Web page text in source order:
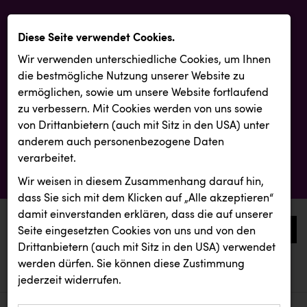
0
aktuelle aussendungen
aktuelle aussendungen
Diese Seite verwendet Cookies.
Wir verwenden unterschiedliche Cookies, um Ihnen
die best­mögliche Nutzung unserer Website zu
ermöglichen, sowie um unsere Website fortlaufend
zu verbessern. Mit Cookies werden von uns sowie
von Drittanbietern (auch mit Sitz in den USA) unter
anderem auch personenbezogene Daten
verarbeitet.
Wir weisen in diesem Zusammenhang darauf hin,
dass Sie sich mit dem Klicken auf „Alle akzeptieren“
damit ein­ver­standen erklären, dass die auf unserer
Seite eingesetzten Cookies von uns und von den
Drittanbietern (auch mit Sitz in den USA) verwendet
werden dürfen. Sie können diese Zustimmung
jederzeit widerrufen.